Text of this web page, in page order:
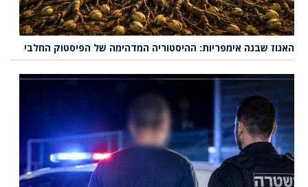
האגוז שבנה אימפריות: ההיסטוריה המדהימה של הפיסטוק החלבי